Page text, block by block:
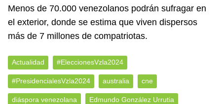
Menos de 70.000 venezolanos podrán sufragar en
el exterior, donde se estima que viven dispersos
más de 7 millones de compatriotas.
Actualidad #EleccionesVzla2024
#PresidencialesVzla2024 australia cne
diáspora venezolana Edmundo González Urrutia